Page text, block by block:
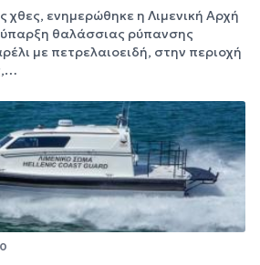
χθες, ενημερώθηκε η Λιμενική Αρχή
ύπαρξη θαλάσσιας ρύπανσης
με πετρελαιοειδή, στην περιοχή